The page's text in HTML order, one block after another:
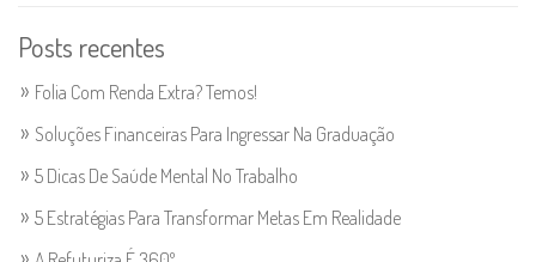
Posts recentes
Folia Com Renda Extra? Temos!
Soluções Financeiras Para Ingressar Na Graduação
5 Dicas De Saúde Mental No Trabalho
5 Estratégias Para Transformar Metas Em Realidade